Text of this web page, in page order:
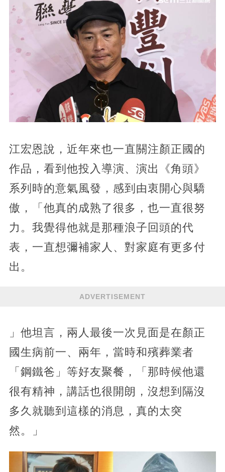
江宏恩說，近年來也一直關注顏正國的
作品，看到他投入導演、演出《角頭》
系列時的意氣風發，感到由衷開心與驕
傲，「他真的成熟了很多，也一直很努
力。我覺得他就是那種浪子回頭的代
表，一直想彌補家人、對家庭有更多付
出。
ADVERTISEMENT
」他坦言，兩人最後一次見面是在顏正
國生病前一、兩年，當時和殯葬業者
「鋼鐵爸」等好友聚餐，「那時候他還
很有精神，講話也很開朗，沒想到隔沒
多久就聽到這樣的消息，真的太突
然。」